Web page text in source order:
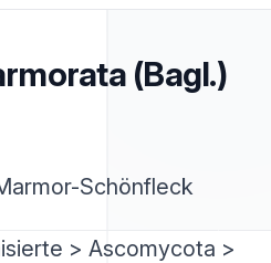
(Bagl.)
Schönfleck
> Ascomycota >